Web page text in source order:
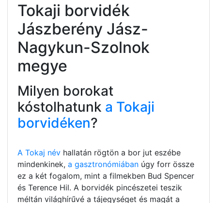
Tokaji borvidék
Jászberény Jász-
Nagykun-Szolnok
megye
Milyen borokat
kóstolhatunk a Tokaji
borvidéken?
A Tokaj név hallatán rögtön a bor jut eszébe
mindenkinek, a gasztronómiában úgy forr össze
ez a két fogalom, mint a filmekben Bud Spencer
és Terence Hil. A borvidék pincészetei teszik
méltán világhírűvé a tájegységet és magát a